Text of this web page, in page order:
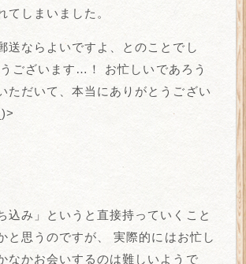
てしまいました。
送ならよいですよ、とのことでし
ございます…！
お忙しいであろう
ただいて、本当にありがとうござい
込み」というと直接持っていくこと
と思うのですが、
実際的にはお忙し
なかお会いするのは難しいようで